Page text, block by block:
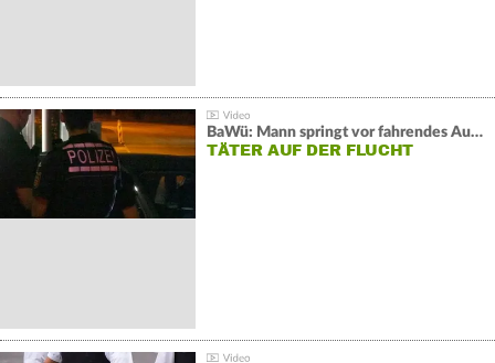
BaWü: Mann springt vor fahrendes Auto und schießt
TÄTER AUF DER FLUCHT